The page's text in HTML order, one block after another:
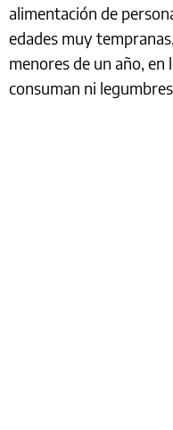
alimentación de
edades muy
menores de un año, en
consuman ni